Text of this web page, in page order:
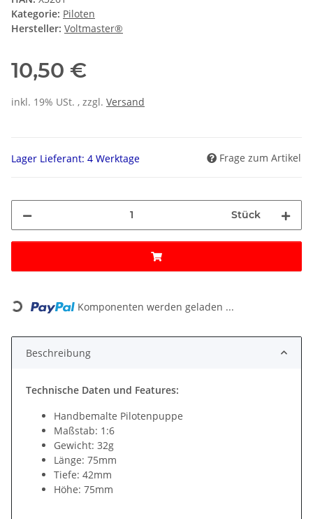
Kategorie: Piloten
Hersteller: Voltmaster®
10,50 €
inkl. 19% USt. , zzgl. Versand
Lager Lieferant: 4 Werktage Frage zum Artikel
Stück
Loading... Komponenten werden geladen ...
Beschreibung
Technische Daten und Features:
Handbemalte Pilotenpuppe
Maßstab: 1:6
Gewicht: 32g
Länge: 75mm
Tiefe: 42mm
Höhe: 75mm